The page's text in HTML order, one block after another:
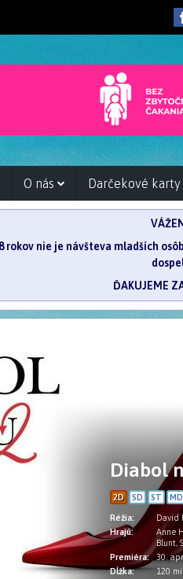
O nás Darčekové karty
rokov nie je návšteva mladších
ĎAKUJEME
Diabol
2D SD ST MD
Réžia:
David
Hrajú:
Anne
Blunt,
Premiéra:
30.
Dĺžka:
120